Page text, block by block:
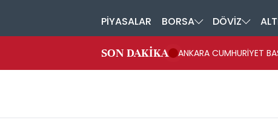
PİYASALAR BORSA DÖVİZ
SON DAKİKA
ANKARA CUMHURİYET